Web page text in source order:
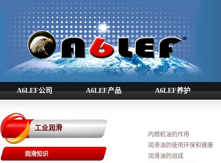
A6LEF公司 A6LEF产品 A6LEF养护
工业润滑
润滑知识
内燃机油的作用
润滑油的使用环保和健康
润滑油的组成